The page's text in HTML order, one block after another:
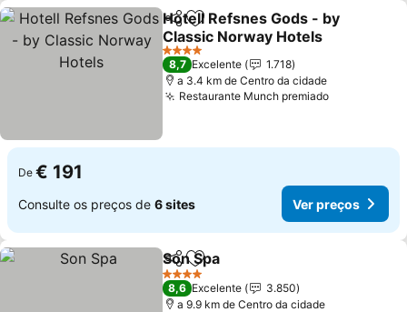
PartilharAdicionar aos favoritos
Hotell Refsnes Gods - by
Classic Norway Hotels
Ver preços
4 Estrelas
8,7 Excelente
1.718
a 3.4 km de Centro da cidade
Restaurante Munch premiadoVer preços
De € 191
Consulte os preços de 6 sites Ver preços
PartilharAdicionar aos favoritos
Son Spa
4 Estrelas
8,6 Excelente
3.850
a 9.9 km de Centro da cidade